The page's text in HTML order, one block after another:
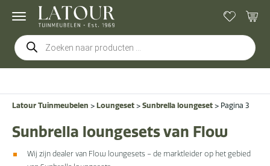
Producten
zoeken
Latour Tuinmeubelen > Loungeset > Sunbrella loungeset > Pagina 3
Sunbrella loungesets van Flow
Wij zijn dealer van Flow loungesets – de marktleider op het gebied